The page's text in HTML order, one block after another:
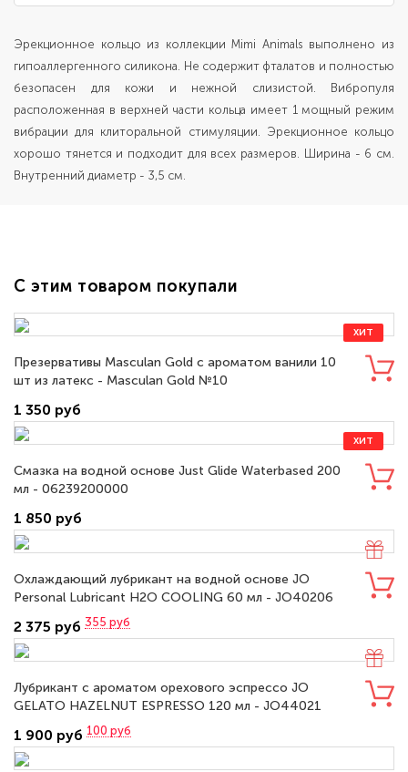
Эрекционное кольцо из коллекции Mimi Animals выполнено из
гипоаллергенного силикона. Не содержит фталатов и полностью
безопасен для кожи и нежной слизистой. Вибропуля
расположенная в верхней части кольца имеет 1 мощный режим
вибрации для клиторальной стимуляции. Эрекционное кольцо
хорошо тянется и подходит для всех размеров. Ширина - 6 см.
Внутренний диаметр - 3,5 см.
С этим товаром покупали
ХИТ
Презервативы Masculan Gold с ароматом ванили 10
шт из латекс - Masculan Gold №10
1 350 руб
ХИТ
Смазка на водной основе Just Glide Waterbased 200
мл - 06239200000
1 850 руб
Охлаждающий лубрикант на водной основе JO
Personal Lubricant H2O COOLING 60 мл - JO40206
2 375 руб 355 руб
Лубрикант с ароматом орехового эспрессо JO
GELATO HAZELNUT ESPRESSO 120 мл - JO44021
1 900 руб 100 руб